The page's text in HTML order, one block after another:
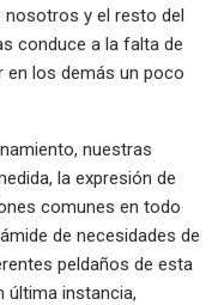
y el resto del
conduce a la falta de
en los demás un poco
nuestras
la expresión de
comunes en todo
de necesidades de
peldaños de esta
última instancia,